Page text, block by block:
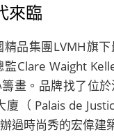
來臨
精品集團LVMH旗
Clare Waight
畫。品牌找了位
（ Palais de
過時尚秀的宏偉建